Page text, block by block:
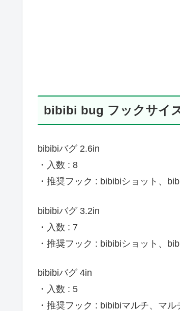
bibibi bug フックサイ
bibibiバグ 2.6in
・入数 : 8
・推奨フック : bibibiショット、
bibibiバグ 3.2in
・入数 : 7
・推奨フック : bibibiショット、
bibibiバグ 4in
・入数 : 5
・推奨フック : bibibiマルチ、マ